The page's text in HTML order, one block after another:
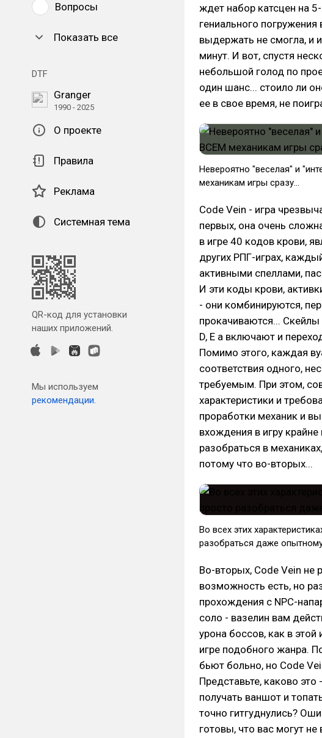
Вопросы
Показать все
DTF
Granger
1990 - 2025
О проекте
Правила
Реклама
Системная тема
QR-код для установки
наших приложений.
Мы используем
рекомендации.
ждет набор катсцен на
гениального
выдержать не смогла, и
минут. И вот, спустя
небольшой голод по
один шанс... стоило ли
ее в свое время, не
Невероятно "веселая" и
механикам игры сразу...
Code Vein - игра
первых, она очень
в игре 40 кодов крови,
других РПГ-играх,
активными спеллами,
И эти коды крови,
- они комбинируются,
прокачиваются... Скейлы
D, E а включают и
Помимо этого, каждая
соответствия одного,
требуемым. При этом,
характеристики и
проработки механик и
вхождения в игру
разобраться в
потому что во-вторых...
Во всех этих
разобраться даже опытному
Во-вторых, Code Vein не
возможность есть, но
прохождения с NPC-
соло - вазелин вам
урона боссов, как в этой
игре подобного жанра.
бьют больно, но Code
Представьте, каково
получать ваншот и
точно гитгуднулись?
готовы, что вас могут